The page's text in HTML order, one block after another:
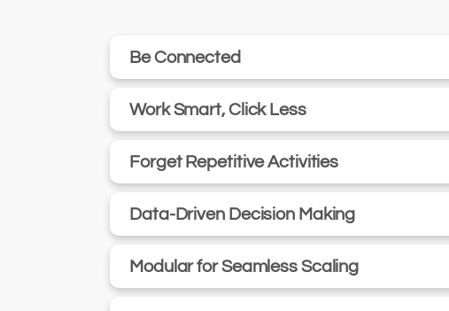
Be Connected
Work Smart, Click Less
Forget Repetitive Activities
Data-Driven Decision Making
Modular for Seamless Scaling